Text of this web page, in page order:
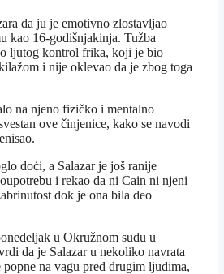
da ju je emotivno zlostavljao
kao 16-godišnjakinja. Tužba
ljutog kontrol frika, koji je bio
i nije oklevao da je zbog toga
na njeno fizičko i mentalno
ove činjenice, kako se navodi
doći, a Salazar je još ranije
i rekao da ni Cain ni njeni
dok je ona bila deo
u Okružnom sudu u
da je Salazar u nekoliko navrata
popne na vagu pred drugim ljudima,